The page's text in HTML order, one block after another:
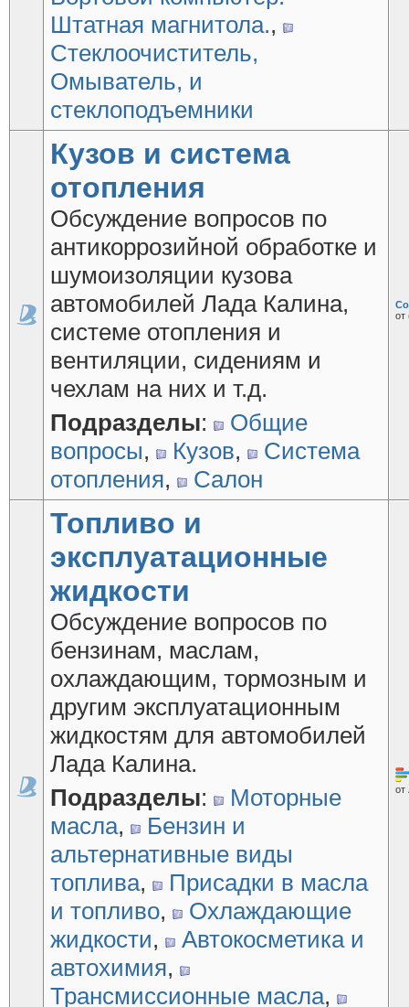
Штатная магнитола.,
Стеклоочиститель,
Омыватель, и
стеклоподъемники
Кузов и система
отопления
Обсуждение вопросов по
антикоррозийной обработке и
шумоизоляции кузова
автомобилей Лада Калина,
системе отопления и
вентиляции, сидениям и
чехлам на них и т.д.
Подразделы:
Общие
вопросы, Кузов,
Система
отопления, Салон
от
Топливо и
эксплуатационные
жидкости
Обсуждение вопросов по
бензинам, маслам,
охлаждающим, тормозным и
другим эксплуатационным
жидкостям для автомобилей
Лада Калина.
Подразделы:
Моторные
масла,
Бензин и
альтернативные виды
топлива,
Присадки в масла
и топливо,
Охлаждающие
жидкости,
Автокосметика и
автохимия,
Трансмиссионные масла,
от